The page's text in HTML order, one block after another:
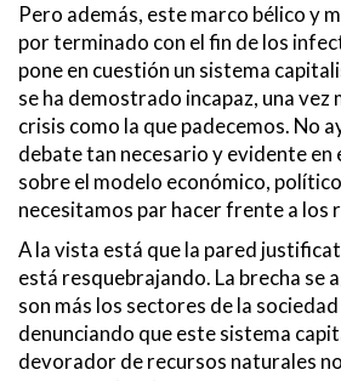
Pero además, este marco bélico y
por terminado con el fin de los
pone en cuestión un sistema
se ha demostrado incapaz, una vez
crisis como la que padecemos. No
debate tan necesario y evidente
sobre el modelo económico,
necesitamos par hacer frente a los
A la vista está que la pared
está resquebrajando. La brecha se
son más los sectores de la
denunciando que este sistema
devorador de recursos naturales